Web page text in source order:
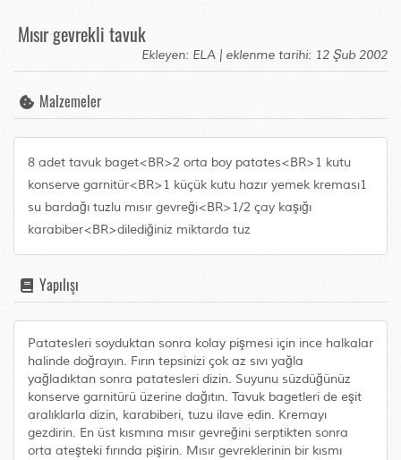
Mısır gevrekli tavuk
Ekleyen: ELA | eklenme tarihi: 12 Şub 2002
Malzemeler
8 adet tavuk baget<BR>2 orta boy patates<BR>1 kutu
konserve garnitür<BR>1 küçük kutu hazır yemek kreması1
su bardağı tuzlu mısır gevreği<BR>1/2 çay kaşığı
karabiber<BR>dilediğiniz miktarda tuz
Yapılışı
Patatesleri soyduktan sonra kolay pişmesi için ince halkalar
halinde doğrayın. Fırın tepsinizi çok az sıvı yağla
yağladıktan sonra patatesleri dizin. Suyunu süzdüğünüz
konserve garnitürü üzerine dağıtın. Tavuk bagetleri de eşit
aralıklarla dizin, karabiberi, tuzu ilave edin. Kremayı
gezdirin. En üst kısmına mısır gevreğini serptikten sonra
orta ateşteki fırında pişirin. Mısır gevreklerinin bir kısmı